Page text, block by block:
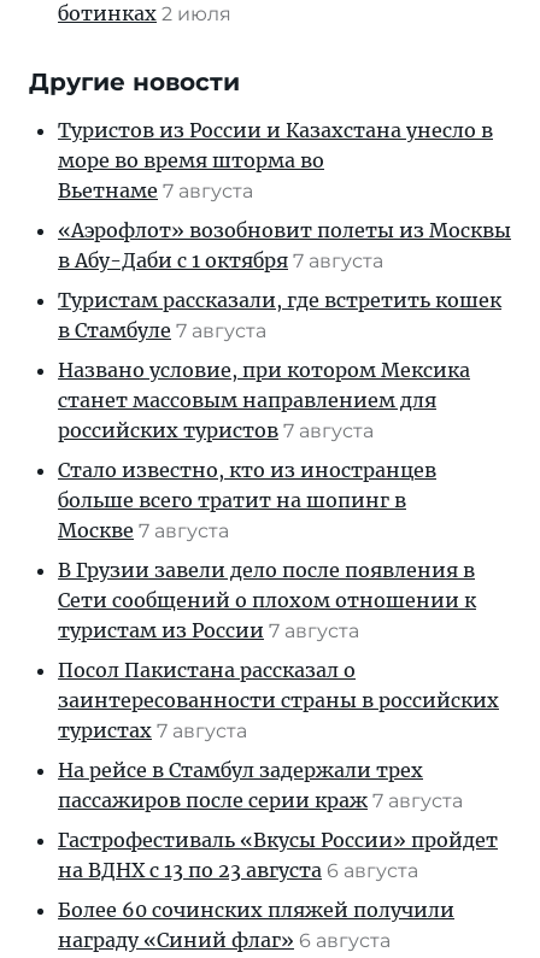
ботинках 2 июля
Другие новости
Туристов из России и Казахстана унесло в
море во время шторма во
Вьетнаме 7 августа
«Аэрофлот» возобновит полеты из Москвы
в Абу-Даби с 1 октября 7 августа
Туристам рассказали, где встретить кошек
в Стамбуле 7 августа
Названо условие, при котором Мексика
станет массовым направлением для
российских туристов 7 августа
Стало известно, кто из иностранцев
больше всего тратит на шопинг в
Москве 7 августа
В Грузии завели дело после появления в
Сети сообщений о плохом отношении к
туристам из России 7 августа
Посол Пакистана рассказал о
заинтересованности страны в российских
туристах 7 августа
На рейсе в Стамбул задержали трех
пассажиров после серии краж 7 августа
Гастрофестиваль «Вкусы России» пройдет
на ВДНХ с 13 по 23 августа 6 августа
Более 60 сочинских пляжей получили
награду «Синий флаг» 6 августа